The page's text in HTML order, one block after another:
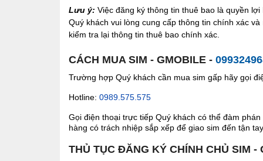
Lưu ý: Việc đăng ký thông tin thuê bao là quyền
Quý khách vui lòng cung cấp thông tin chính xác
kiểm tra lại thông tin thuê bao chính xác.
CÁCH MUA SIM - GMOBILE -
Trường hợp Quý khách cần mua sim gấp hãy gọi
Hotline: 0989.575.575
Gọi điện thoại trực tiếp Quý khách có thể đàm
hàng có trách nhiệp sắp xếp để giao sim đến tận
THỦ TỤC ĐĂNG KÝ CHÍNH CHỦ SIM -